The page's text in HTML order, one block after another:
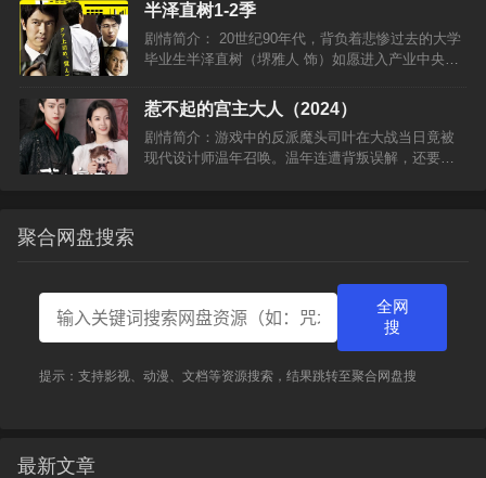
试图通过…
半泽直树1-2季
剧情简介： 20世纪90年代，背负着悲惨过去的大学
毕业生半泽直树（堺雅人 饰）如愿进入产业中央银
（及川光博 饰）朝着各自心中的目标而努力。看似
光鲜的银行…
惹不起的宫主大人（2024）
剧情简介：游戏中的反派魔头司叶在大战当日竟被
现代设计师温年召唤。温年连遭背叛误解，还要应
聚合网盘搜索
全网
搜
提示：支持影视、动漫、文档等资源搜索，结果跳转至聚合网盘搜
最新文章